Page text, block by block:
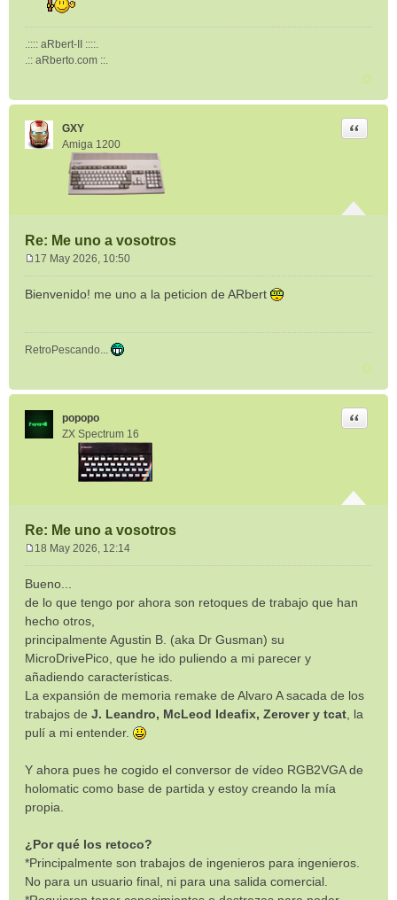
.:::: aRbert-II ::::.
.:: aRberto.com ::.
GXY
Amiga 1200
Re: Me uno a vosotros
Citar
n
a
j
17 May 2026, 10:50
Bienvenido! me uno a la peticion de ARbert
RetroPescando...
popopo
ZX Spectrum 16
Re: Me uno a vosotros
Citar
n
s
a
j
e
18 May 2026, 12:14
Bueno...
de lo que tengo por ahora son retoques de trabajo que han
hecho otros,
principalmente Agustin B. (aka Dr Gusman) su
MicroDrivePico, que he ido puliendo a mi parecer y
añadiendo características.
La expansión de memoria remake de Alvaro A sacada de los
trabajos de J. Leandro, McLeod Ideafix, Zerover y tcat , la
pulí a mi entender.
Y ahora pues he cogido el conversor de vídeo RGB2VGA de
holomatic como base de partida y estoy creando la mía
propia.
¿Por qué los retoco?
*Principalmente son trabajos de ingenieros para ingenieros.
No para un usuario final, ni para una salida comercial.